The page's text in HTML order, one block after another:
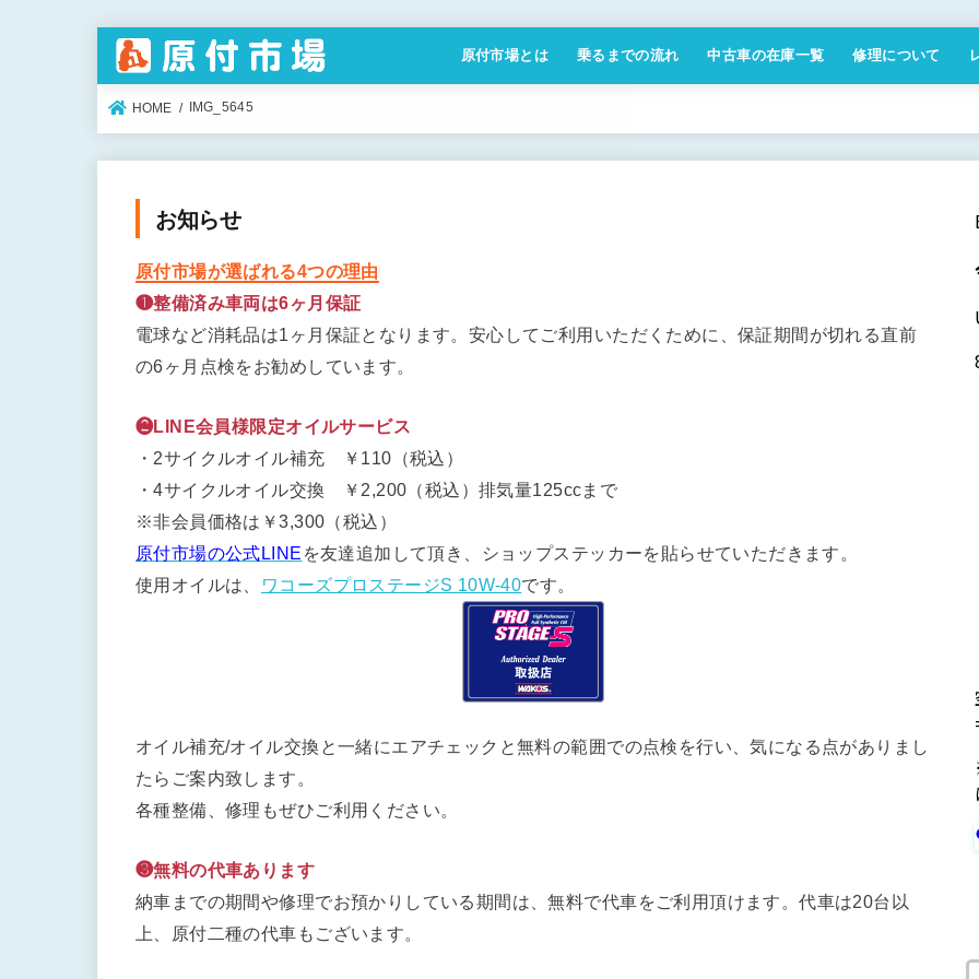
原付市場とは 乗るまでの流れ 中古車の在庫一覧 修理について
HOME IMG_5645
お知らせ
原付市場が選ばれる4つの理由
❶整備済み車両は6ヶ月保証
電球など消耗品は1ヶ月保証となります。安心してご利用いただくために、保証期間が切れる直前
の6ヶ月点検をお勧めしています。
❷LINE会員様限定オイルサービス
・2サイクルオイル補充 ￥110（税込）
・4サイクルオイル交換 ￥2,200（税込）排気量125ccまで
※非会員価格は￥3,300（税込）
原付市場の公式LINE を友達追加して頂き、ショップステッカーを貼らせていただきます。
使用オイルは、
ワコーズプロステージS 10W-40です。
オイル補充/オイル交換と一緒にエアチェックと無料の範囲での点検を行い、気になる点がありまし
たらご案内致します。
各種整備、修理もぜひご利用ください。
❸無料の代車あります
納車までの期間や修理でお預かりしている期間は、無料で代車をご利用頂けます。代車は20台以
上、原付二種の代車もございます。